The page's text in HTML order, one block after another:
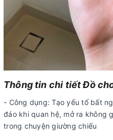
Thông tin chi tiết Đồ
- Công dụng: Tạo yếu tố bất
đáo khi quan hệ, mở ra không
trong chuyện giường chiếu